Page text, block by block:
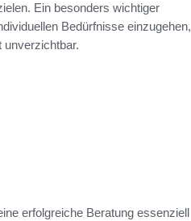
Ein besonders wichtiger
Bedürfnisse einzugehen,
unverzichtbar.
erfolgreiche Beratung essenziell